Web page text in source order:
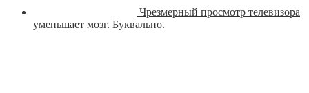
Чрезмерный просмотр телевизора
уменьшает мозг. Буквально.